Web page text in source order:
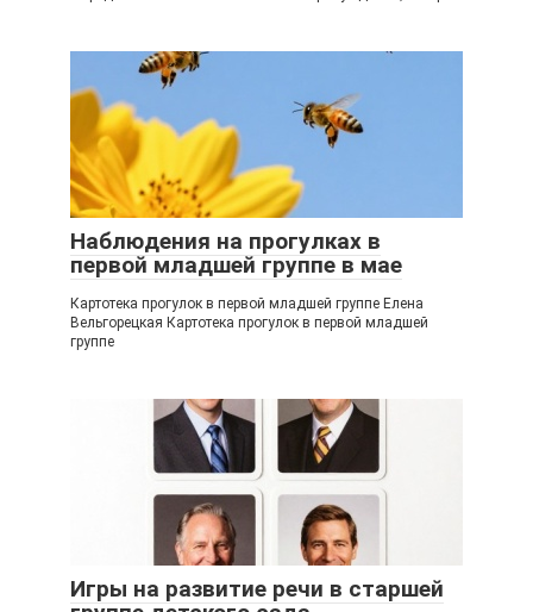
Наблюдения на прогулках в
первой младшей группе в мае
Картотека прогулок в первой младшей группе Елена
Вельгорецкая Картотека прогулок в первой младшей
группе
Игры на развитие речи в старшей